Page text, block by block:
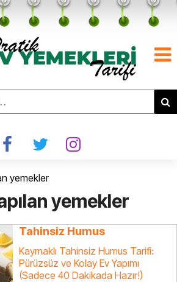
yemekler
yemekler
Tahinsiz Humus
Kaymaklı Tahinsiz Humus Tarifi:
Pürüzsüz ve Kolay Ev Yapımı
(Sadece 40 Dakikada Hazır!)